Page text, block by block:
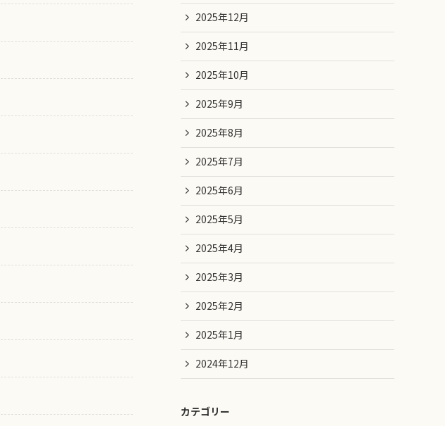
2025年12月
2025年11月
2025年10月
2025年9月
2025年8月
2025年7月
2025年6月
2025年5月
2025年4月
2025年3月
2025年2月
2025年1月
2024年12月
カテゴリー